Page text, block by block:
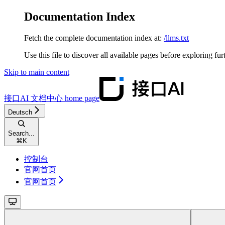
Documentation Index
Fetch the complete documentation index at: /llms.txt
Use this file to discover all available pages before exploring
Skip to main content
接口AI 文档中心 home page
Deutsch
Search...
⌘ K
控制台
官网首页
官网首页